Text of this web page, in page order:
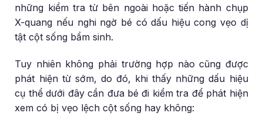
những kiểm tra từ bên ngoài hoặc tiến hành chụp
X-quang nếu nghi ngờ bé có dấu hiệu cong vẹo dị
tật cột sống bẩm sinh.
Tuy nhiên không phải trường hợp nào cũng được
phát hiện từ sớm, do đó, khi thấy những dấu hiệu
cụ thể dưới đây cần đưa bé đi kiểm tra để phát hiện
xem có bị vẹo lệch cột sống hay không: